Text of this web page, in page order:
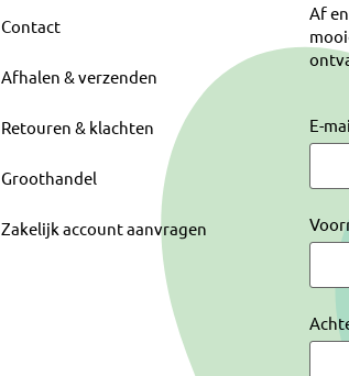
Contact
Afhalen & verzenden
Retouren & klachten
Groothandel
Zakelijk account aanvragen
Af
E-